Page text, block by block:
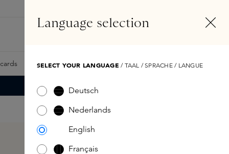
Samples Skins Exclusives Skins Boxen
Language selection
SELECT YOUR LANGUAGE / TAAL / SPRACHE / LANGUE
Deutsch
Nederlands
English
Français